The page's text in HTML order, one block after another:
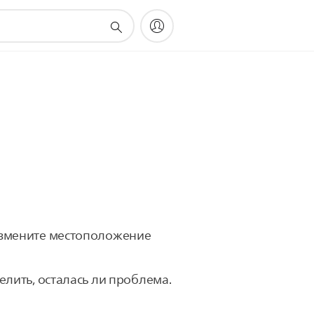
местоположение
осталась ли проблема.